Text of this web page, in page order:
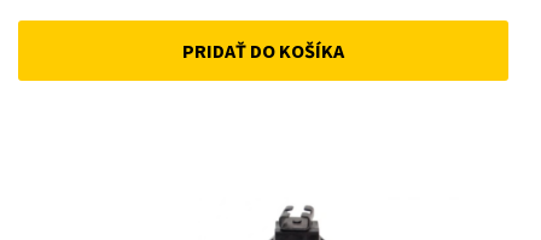
price
was:
price
is:
PRIDAŤ DO KOŠÍKA